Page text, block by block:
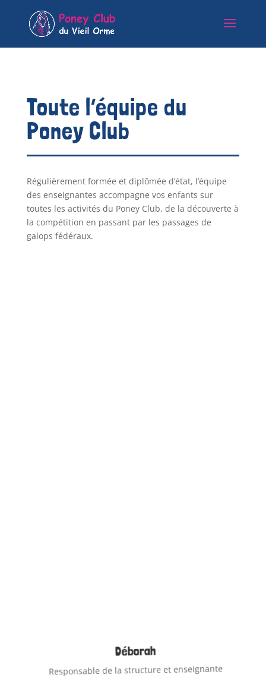
Toute l’équipe du
Poney Club
Régulièrement formée et diplômée d’état, l’équipe
des enseignantes accompagne vos enfants sur
toutes les activités du Poney Club, de la découverte à
la compétition en passant par les passages de
galops fédéraux.
Déborah
Responsable de la structure et enseignante